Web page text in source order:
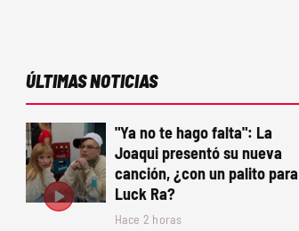
ÚLTIMAS NOTICIAS
"Ya no te hago falta": La
Joaqui presentó su nueva
canción, ¿con un palito para
Luck Ra?
Hace 2 horas